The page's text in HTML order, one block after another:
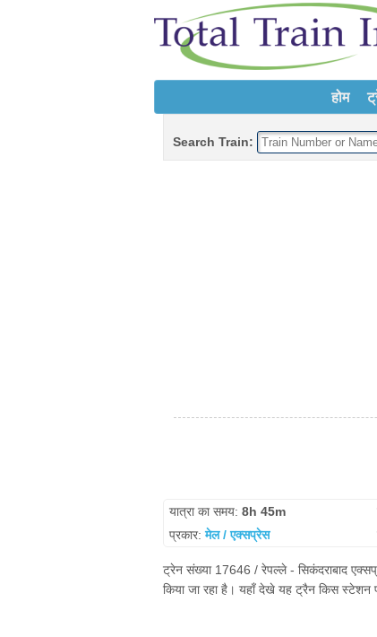
होम
Search Train:
यात्रा का समय: 8h 45m
प्रकार:मेल / एक्सप्रेस
ट्रेन संख्या 17646 / रेपल्ले - सिकंदराबाद
किया जा रहा है। यहाँ देखे यह ट्रैन किस